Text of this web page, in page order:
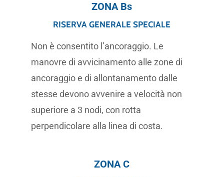
ZONA Bs
RISERVA GENERALE SPECIALE
Non è consentito l’ancoraggio. Le
manovre di avvicinamento alle zone di
ancoraggio e di allontanamento dalle
stesse devono avvenire a velocità non
superiore a 3 nodi, con rotta
perpendicolare alla linea di costa.
ZONA C